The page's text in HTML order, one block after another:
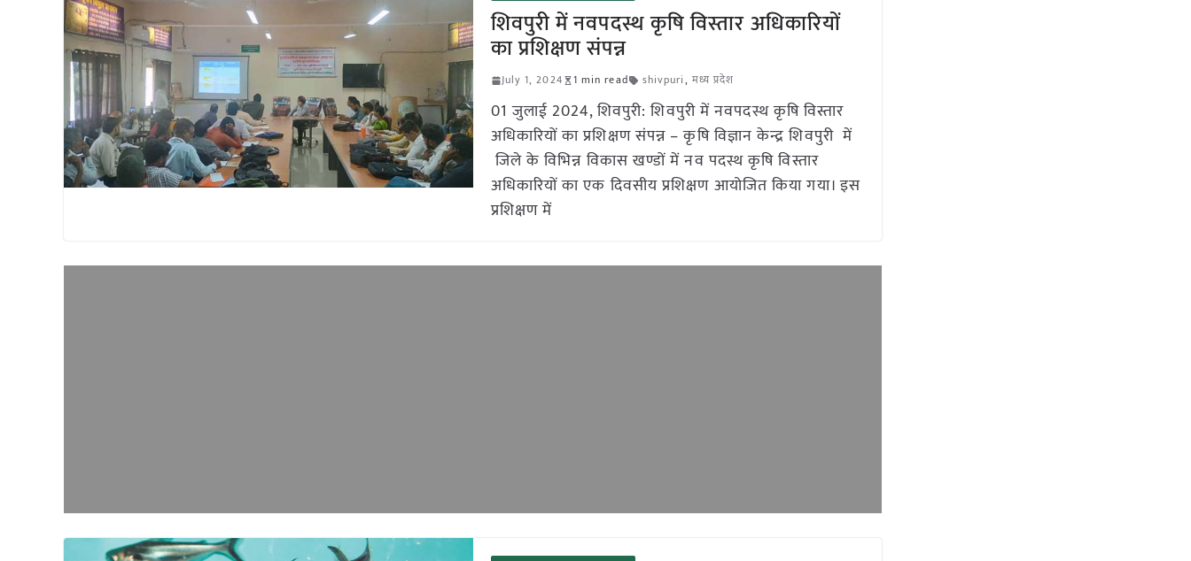
शिवपुरी में नवपदस्थ कृषि विस्तार अधिकारियों
का प्रशिक्षण संपन्न
July 1, 2024 1 min read shivpuri, मध्य प्रदेश
01 जुलाई 2024, शिवपुरी: शिवपुरी में नवपदस्थ कृषि विस्तार
अधिकारियों का प्रशिक्षण संपन्न – कृषि विज्ञान केन्द्र शिवपुरी में
जिले के विभिन्न विकास खण्डों में नव पदस्थ कृषि विस्तार
अधिकारियों का एक दिवसीय प्रशिक्षण आयोजित किया गया। इस
प्रशिक्षण में